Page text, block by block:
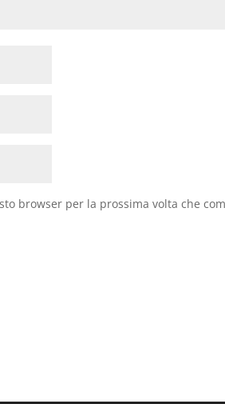
browser per la prossima volta che